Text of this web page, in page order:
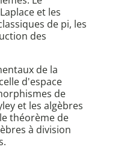
et les
de pi, les
des
de la
d'espace
de
et les algèbres
théorème de
à division